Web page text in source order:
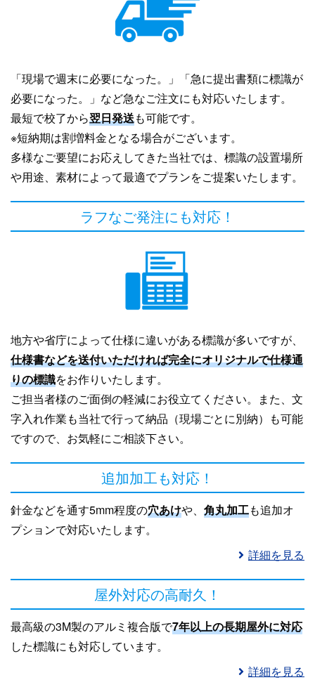
「現場で週末に必要になった。」「急に提出書類に標識が
必要になった。」など急なご注文にも対応いたします。
最短で校了から翌日発送も可能です。
※短納期は割増料金となる場合がございます。
多様なご要望にお応えしてきた当社では、標識の設置場所
や用途、素材によって最適でプランをご提案いたします。
ラフなご発注にも対応！
地方や省庁によって仕様に違いがある標識が多いですが、
仕様書などを送付いただければ完全にオリジナルで仕様通
りの標識をお作りいたします。
ご担当者様のご面倒の軽減にお役立てください。また、文
字入れ作業も当社で行って納品（現場ごとに別納）も可能
ですので、お気軽にご相談下さい。
追加加工も対応！
針金などを通す5mm程度の穴あけや、 角丸加工も追加オ
プションで対応いたします。
詳細を見る
屋外対応の高耐久！
最高級の3M製のアルミ複合版で7年以上の長期屋外に対応
した標識にも対応しています。
詳細を見る